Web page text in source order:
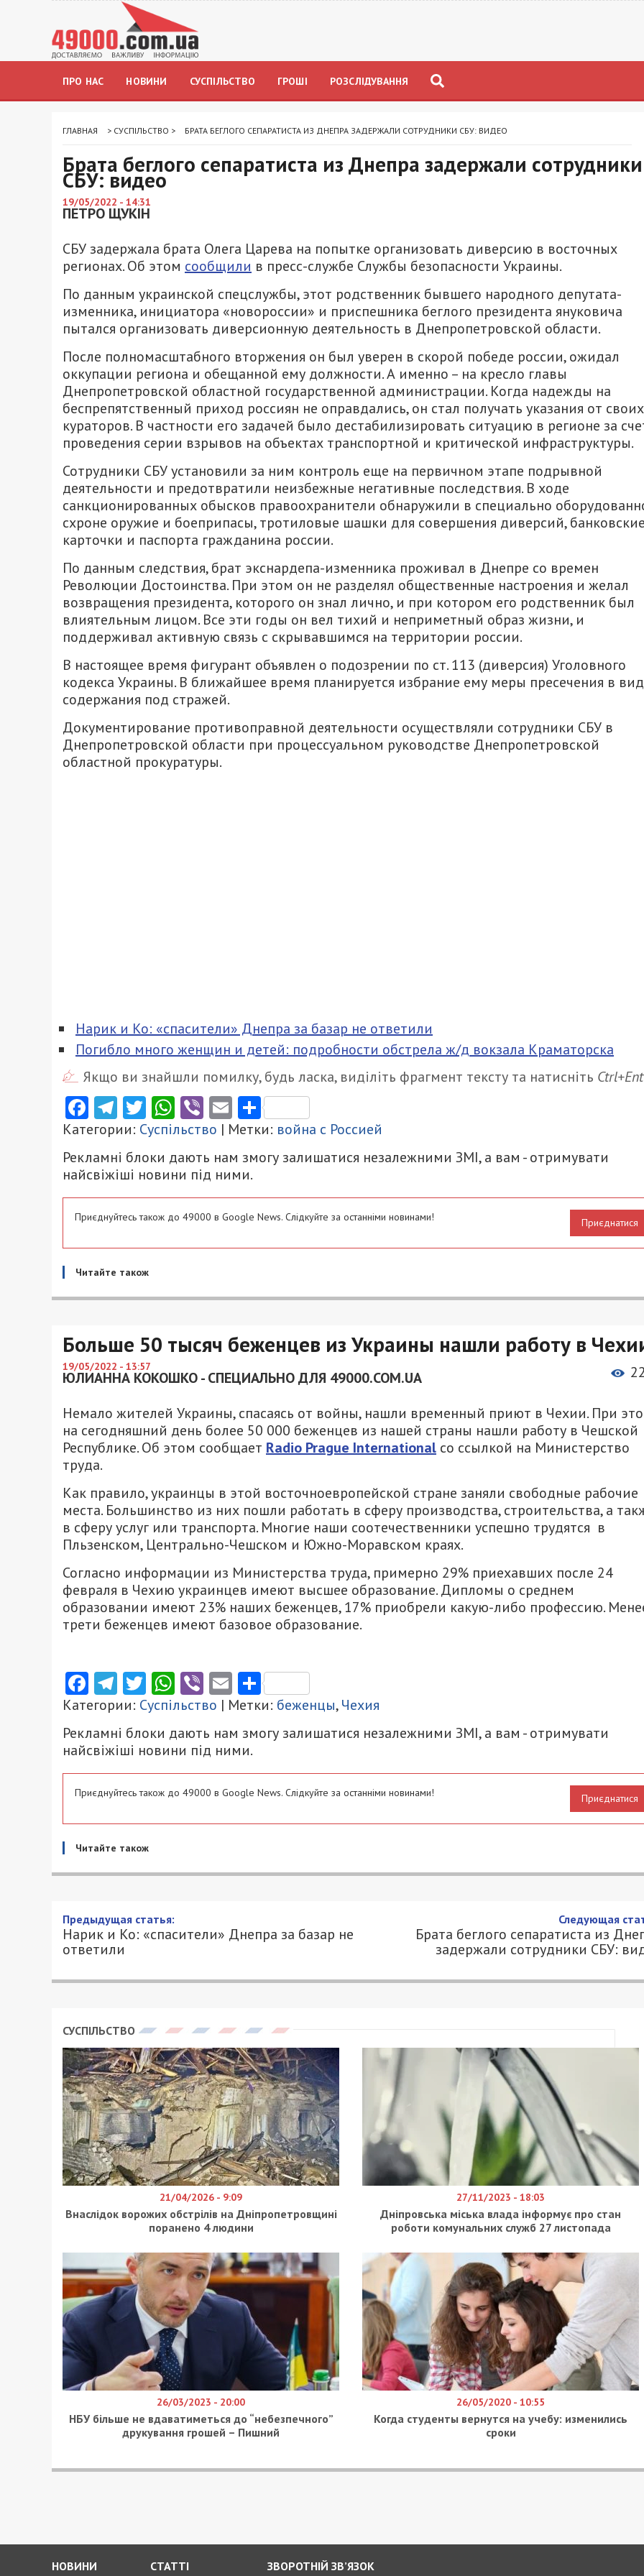
ПРО НАС НОВИНИ СУСПІЛЬСТВО ГРОШІ РОЗСЛІДУВАННЯ
ГЛАВНАЯ > СУСПІЛЬСТВО > БРАТА БЕГЛОГО СЕПАРАТИСТА ИЗ ДНЕПРА ЗАДЕРЖАЛИ СОТРУДНИКИ СБУ: ВИДЕО
Брата беглого сепаратиста из Днепра задержали сотрудники
СБУ: видео
19/05/2022 - 14:31
ПЕТРО ЩУКІН
СБУ задержала брата Олега Царева на попытке организовать диверсию в восточных
регионах. Об этом сообщили в пресс-службе Службы безопасности Украины.
По данным украинской спецслужбы, этот родственник бывшего народного депутата-
изменника, инициатора «новороссии» и приспешника беглого президента януковича
пытался организовать диверсионную деятельность в Днепропетровской области.
После полномасштабного вторжения он был уверен в скорой победе россии, ожидал
оккупации региона и обещанной ему должности. А именно – на кресло главы
Днепропетровской областной государственной администрации. Когда надежды на
беспрепятственный приход россиян не оправдались, он стал получать указания от своих
кураторов. В частности его задачей было дестабилизировать ситуацию в регионе за
проведения серии взрывов на объектах транспортной и критической инфраструктуры.
Сотрудники СБУ установили за ним контроль еще на первичном этапе подрывной
деятельности и предотвратили неизбежные негативные последствия. В ходе
санкционированных обысков правоохранители обнаружили в специально
схроне оружие и боеприпасы, тротиловые шашки для совершения диверсий,
карточки и паспорта гражданина россии.
По данным следствия, брат экснардепа-изменника проживал в Днепре со времен
Революции Достоинства. При этом он не разделял общественные настроения и желал
возвращения президента, которого он знал лично, и при котором его родственник был
влиятельным лицом. Все эти годы он вел тихий и неприметный образ жизни, и
поддерживал активную связь с скрывавшимся на территории россии.
В настоящее время фигурант объявлен о подозрении по ст. 113 (диверсия) Уголовного
кодекса Украины. В ближайшее время планируется избрание ему меры пресечения в
содержания под стражей.
Документирование противоправной деятельности осуществляли сотрудники СБУ в
Днепропетровской области при процессуальном руководстве Днепропетровской
областной прокуратуры.
Нарик и Ко: «спасители» Днепра за базар не ответили
Погибло много женщин и детей: подробности обстрела ж/д вокзала Краматорска
Якщо ви знайшли помилку, будь ласка, виділіть фрагмент тексту та натисніть
Facebook
Telegram
Twitter
WhatsApp
ViberEmailПоділитися
Категории: Суспільство | Метки: война с Россией
Рекламні блоки дають нам змогу залишатися незалежними ЗМІ, а вам - отримувати
найсвіжіші новини під ними.
Приєднуйтесь також до 49000 в Google News. Слідкуйте за останніми новинами! Приєднатися
Читайте також
Больше 50 тысяч беженцев из Украины нашли работу в
19/05/2022 - 13:57
ЮЛИАННА КОКОШКО - СПЕЦИАЛЬНО ДЛЯ 49000.COM.UA
Немало жителей Украины, спасаясь от войны, нашли временный приют в Чехии. При
на сегодняшний день более 50 000 беженцев из нашей страны нашли работу в Чешской
Республике. Об этом сообщает Radio Prague International со ссылкой на Министерство
труда.
Как правило, украинцы в этой восточноевропейской стране заняли свободные рабочие
места. Большинство из них пошли работать в сферу производства, строительства, а
в сферу услуг или транспорта. Многие наши соотечественники успешно трудятся в
Пльзенском, Центрально-Чешском и Южно-Моравском краях.
Согласно информации из Министерства труда, примерно 29% приехавших после 24
февраля в Чехию украинцев имеют высшее образование. Дипломы о среднем
образовании имеют 23% наших беженцев, 17% приобрели какую-либо профессию.
трети беженцев имеют базовое образование.
Facebook
Telegram
Twitter
WhatsApp
ViberEmailПоділитися
Категории: Суспільство | Метки: беженцы,Чехия
Рекламні блоки дають нам змогу залишатися незалежними ЗМІ, а вам - отримувати
найсвіжіші новини під ними.
Приєднуйтесь також до 49000 в Google News. Слідкуйте за останніми новинами! Приєднатися
Читайте також
Предыдущая статья:
Нарик и Ко: «спасители» Днепра за базар не
ответили
Следующая
Брата беглого сепаратиста из
задержали сотрудники СБУ:
СУСПІЛЬСТВО
21/04/2026 - 9:09
Внаслідок ворожих обстрілів на Дніпропетровщині
поранено 4 людини
27/11/2023 - 18:03
Дніпровська міська влада інформує про стан
роботи комунальних служб 27 листопада
26/03/2023 - 20:00
НБУ більше не вдаватиметься до “небезпечного”
друкування грошей – Пишний
26/05/2020 - 10:55
Когда студенты вернутся на учебу: изменились
сроки
НОВИНИ СТАТТІ ЗВОРОТНІЙ ЗВ’ЯЗОК